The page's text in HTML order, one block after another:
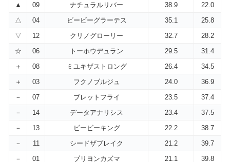
▲
09 ナチュラルリバー 38.9
22.0
△
04 ビービーグラーテス 35.1
25.8
▽
12 クリノグローリー 32.7
28.2
☆
06 トーホウデュラン 29.5
31.4
＋
08 ミユキザストロング 26.4
34.5
＋
03 フクノブルジュ 24.0
36.9
－
07 ブレットフライ 23.5
37.4
－
14 データアナリシス 23.4
37.5
－
13 ビービーキング 22.2
38.7
－
11 シードザブレイク 21.2
39.7
－
01 ブリヨンカズマ 21.1 39.8